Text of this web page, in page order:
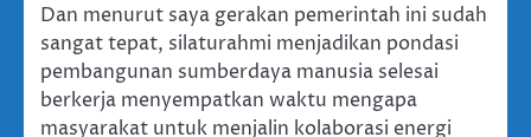
Dan menurut saya gerakan pemerintah ini sudah
sangat tepat, silaturahmi menjadikan pondasi
pembangunan sumberdaya manusia selesai
berkerja menyempatkan waktu mengapa
masyarakat untuk menjalin kolaborasi energi